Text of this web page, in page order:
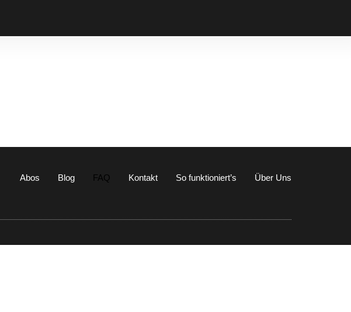
Abos Blog FAQ Kontakt So funktioniert’s Über Uns